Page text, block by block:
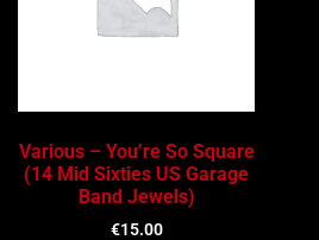
Various – You’re So Square
(14 Mid Sixties US Garage
Band Jewels)
€15.00